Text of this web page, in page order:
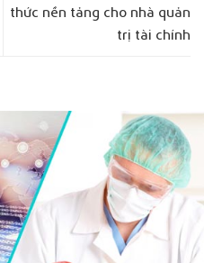
thức nền tảng cho nhà quản
trị tài chính